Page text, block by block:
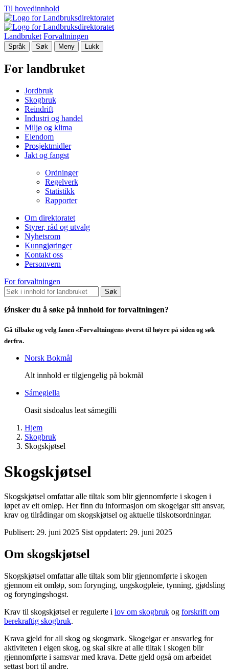
Til hovedinnhold
Landbruket Forvaltningen
Språk Søk Meny Lukk
For landbruket
Jordbruk
Skogbruk
Reindrift
Industri og handel
Miljø og klima
Eiendom
Prosjektmidler
Jakt og fangst
Ordninger
Regelverk
Statistikk
Rapporter
Om direktoratet
Styrer, råd og utvalg
Nyhetsrom
Kunngjøringer
Kontakt oss
Personvern
For forvaltningen
Søk
Ønsker du å søke på innhold for forvaltningen?
Gå tilbake og velg fanen «Forvaltningen» øverst til høyre på siden og søk
derfra.
Norsk Bokmål
Alt innhold er tilgjengelig på bokmål
Sámegiella
Oasit sisdoalus leat sámegilli
Hjem
Skogbruk
Skogskjøtsel
Skogskjøtsel
Skogskjøtsel omfattar alle tiltak som blir gjennomførte i skogen i
løpet av eit omløp. Her finn du informasjon om skogeigar sitt ansvar,
krav og tilrådingar om skogskjøtsel og aktuelle tilskotsordningar.
Publisert: 29. juni 2025 Sist oppdatert: 29. juni 2025
Om skogskjøtsel
Skogskjøtsel omfattar alle tiltak som blir gjennomførte i skogen
gjennom eit omløp, som forynging, ungskogpleie, tynning, gjødsling
og foryngingshogst.
Krav til skogskjøtsel er regulerte i lov om skogbruk og forskrift om
berekraftig skogbruk.
Krava gjeld for all skog og skogmark. Skogeigar er ansvarleg for
aktiviteten i eigen skog, og skal sikre at alle tiltak i skogen blir
gjennomførte i samsvar med krava. Dette gjeld også om arbeidet
settast bort til andre.